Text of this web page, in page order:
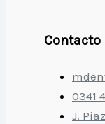
Contacto
0341
J.